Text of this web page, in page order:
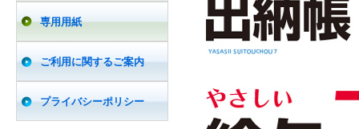
専用用紙
ご利用に関するご案内
プライバシーポリシー